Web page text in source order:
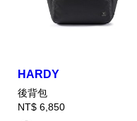
HARDY
後背包
NT$ 6,850